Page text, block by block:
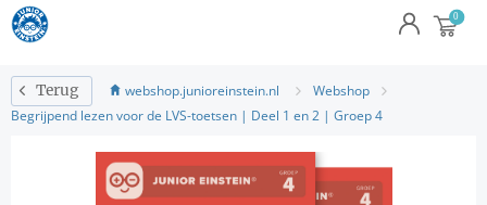
Terug webshop.junioreinstein.nl
Webshop
Begrijpend lezen voor de LVS-toetsen | Deel 1 en 2 | Groep 4